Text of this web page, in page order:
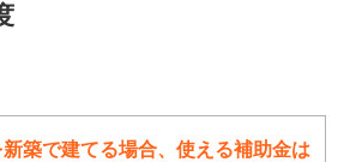
築で建てる場合、使える補助金は